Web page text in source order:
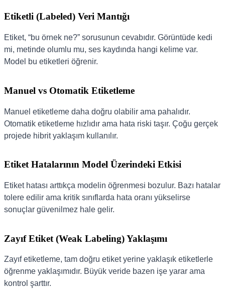
Etiketli (Labeled) Veri Mantığı
Etiket, “bu örnek ne?” sorusunun cevabıdır. Görüntüde kedi
mi, metinde olumlu mu, ses kaydında hangi kelime var.
Model bu etiketleri öğrenir.
Manuel vs Otomatik Etiketleme
Manuel etiketleme daha doğru olabilir ama pahalıdır.
Otomatik etiketleme hızlıdır ama hata riski taşır. Çoğu gerçek
projede hibrit yaklaşım kullanılır.
Etiket Hatalarının Model Üzerindeki Etkisi
Etiket hatası arttıkça modelin öğrenmesi bozulur. Bazı hatalar
tolere edilir ama kritik sınıflarda hata oranı yükselirse
sonuçlar güvenilmez hale gelir.
Zayıf Etiket (Weak Labeling) Yaklaşımı
Zayıf etiketleme, tam doğru etiket yerine yaklaşık etiketlerle
öğrenme yaklaşımıdır. Büyük veride bazen işe yarar ama
kontrol şarttır.